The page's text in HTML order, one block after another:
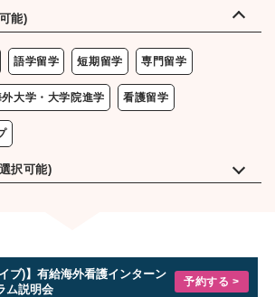
能)
語学留学 短期留学 専門留学
外大学・大学院進学 看護留学
択可能)
ブ)】有給海外看護インターン
ム説明会
予約する >